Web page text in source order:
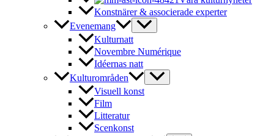
Konstnärer & associerade experter
Evenemang
Kulturnatt
Novembre Numérique
Idéernas natt
Kulturområden
Visuell konst
Film
Litteratur
Scenkonst